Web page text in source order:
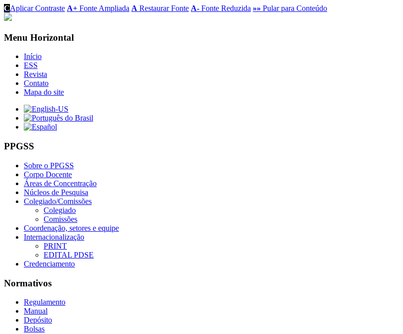
CAplicar Contraste A+ Fonte Ampliada A Restaurar Fonte A- Fonte Reduzida »» Pular para Conteúdo
Menu Horizontal
Início
ESS
Revista
Contato
Mapa do site
PPGSS
Sobre o PPGSS
Corpo Docente
Áreas de Concentração
Núcleos de Pesquisa
Colegiado/Comissões
Colegiado
Comissões
Coordenação, setores e equipe
Internacionalização
PRINT
EDITAL PDSE
Credenciamento
Normativos
Regulamento
Manual
Depósito
Bolsas